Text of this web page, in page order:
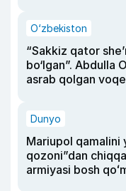
O‘zbekiston
“Sakkiz qator
bo‘lgan”. Abdulla
asrab qolgan
Dunyo
Mariupol qamalini
qozoni”dan
armiyasi bosh